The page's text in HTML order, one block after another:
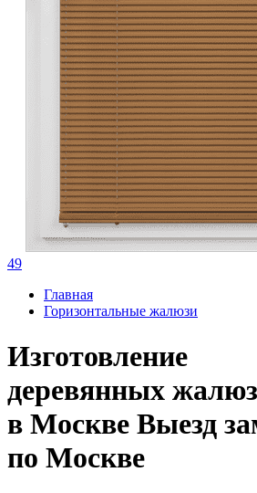
49
Главная
Горизонтальные жалюзи
Изготовление
деревянных
в Москве Выезд
по Москве